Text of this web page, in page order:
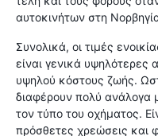
αυτοκινήτων στη
Συνολικά, οι τιμές
είναι γενικά
υψηλού κόστους ζωής.
διαφέρουν πολύ ανάλογα
τον τύπο του οχήματος.
πρόσθετες χρεώσεις και